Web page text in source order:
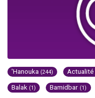
'Hanouka (244) Actualité
Balak (1) Bamidbar (1)